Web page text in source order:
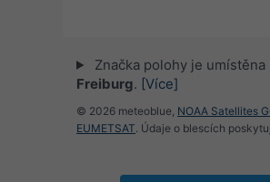
Značka polohy je umístěna
Freiburg. [Více]
© 2026 meteoblue, NOAA Satellites
EUMETSAT. Údaje o blescích